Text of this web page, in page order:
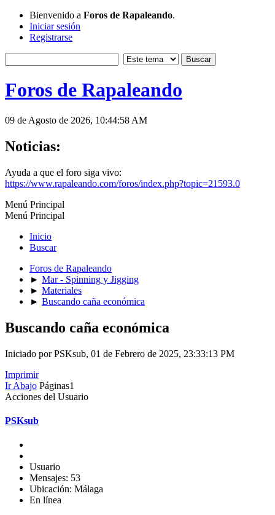
Bienvenido a Foros de Rapaleando.
Iniciar sesión
Registrarse
Foros de Rapaleando
09 de Agosto de 2026, 10:44:58 AM
Noticias:
Ayuda a que el foro siga vivo:
https://www.rapaleando.com/foros/index.php?topic=21593.0
Menú Principal
Menú Principal
Inicio
Buscar
Foros de Rapaleando
► Mar - Spinning y Jigging
► Materiales
► Buscando caña económica
Buscando caña económica
Iniciado por PSKsub, 01 de Febrero de 2025, 23:33:13 PM
Imprimir
Ir Abajo Páginas1
Acciones del Usuario
PSKsub
Usuario
Mensajes: 53
Ubicación: Málaga
En línea